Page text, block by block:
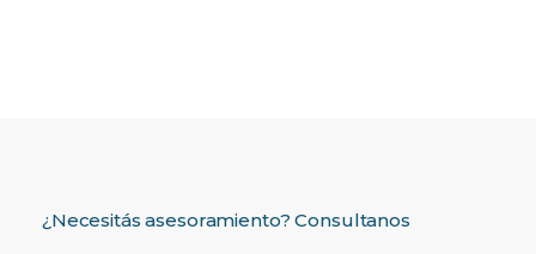
¿Necesitás asesoramiento? Consultanos